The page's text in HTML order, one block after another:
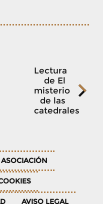
Lectura
de El
misterio
de las
catedrales
ASOCIACIÓN
AVISO LEGAL